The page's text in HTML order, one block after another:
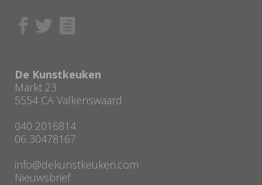
De Kunstkeuken
Markt 23
5554 CA Valkenswaard
040 2016814
06 30478167
info@dekunstkeuken.com
Nieuwsbrief